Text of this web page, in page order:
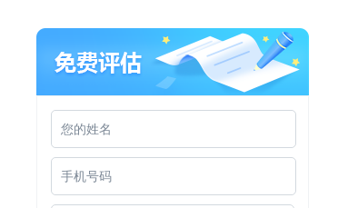
玛拉工艺大学最新语言要求